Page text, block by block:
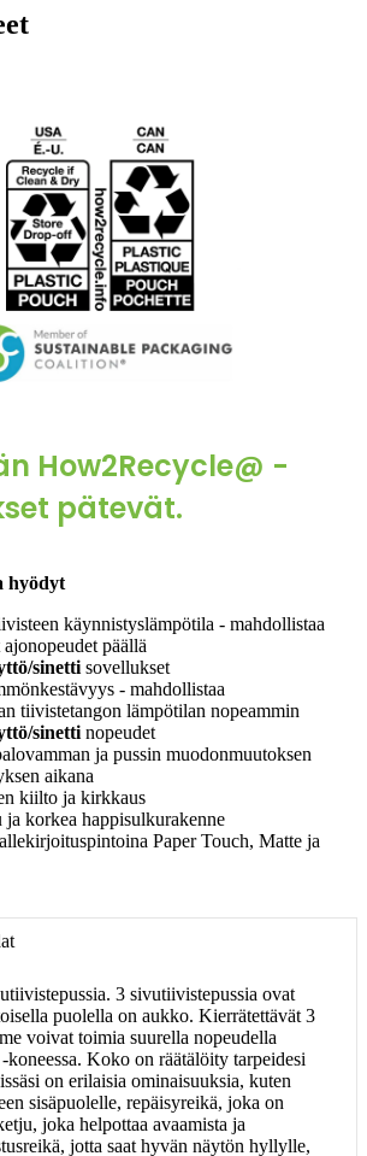
How2Recycle@ -
pätevät.
hyödyt
käynnistyslämpötila - mahdollistaa
päällä
sinetti sovellukset
- mahdollistaa
tiivistetangon lämpötilan nopeammin
sinetti nopeudet
ja pussin muodonmuutoksen
aikana
kiilto ja kirkkaus
ja korkea happisulkurakenne
Paper Touch, Matte ja
3 sivutiivistepussia ovat
puolella on aukko. Kierrätettävät 3
voivat toimia suurella nopeudella
Koko on räätälöity tarpeidesi
on erilaisia ​​ominaisuuksia, kuten
sisäpuolelle, repäisyreikä, joka on
joka helpottaa avaamista ja
jotta saat hyvän näytön hyllylle,